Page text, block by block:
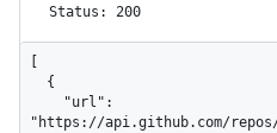
Status: 200
"https://api.github.com/repos/